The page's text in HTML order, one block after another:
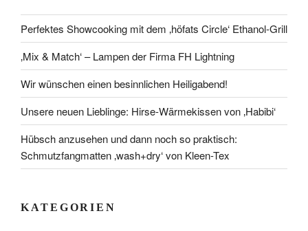
Perfektes Showcooking mit dem ‚höfats Circle‘ Ethanol-Grill
‚Mix & Match‘ – Lampen der Firma FH Lightning
Wir wünschen einen besinnlichen Heiligabend!
Unsere neuen Lieblinge: Hirse-Wärmekissen von ‚Habibi‘
Hübsch anzusehen und dann noch so praktisch:
Schmutzfangmatten ‚wash+dry‘ von Kleen-Tex
KATEGORIEN